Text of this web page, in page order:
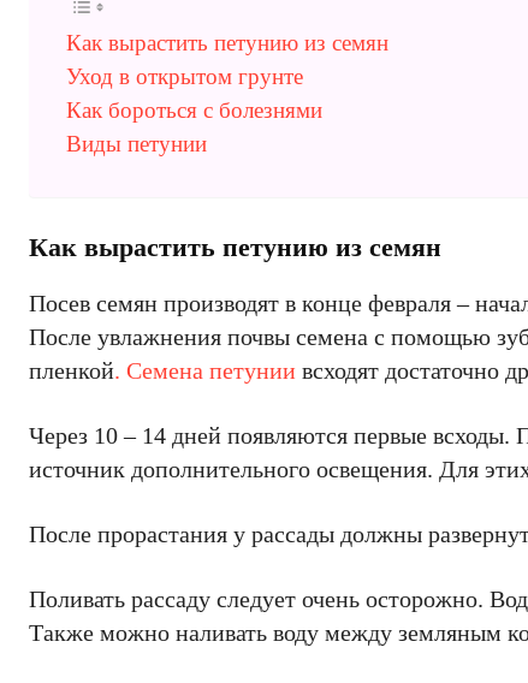
Как вырастить петунию из семян
Уход в открытом грунте
Как бороться с болезнями
Виды петунии
Как вырастить петунию из семян
Посев семян производят в конце февраля –
После увлажнения почвы семена с помощью
пленкой. Семена петунии всходят достаточно
Через 10 – 14 дней появляются первые всходы.
источник дополнительного освещения. Для
После прорастания у рассады должны
Поливать рассаду следует очень осторожно.
Также можно наливать воду между земляным